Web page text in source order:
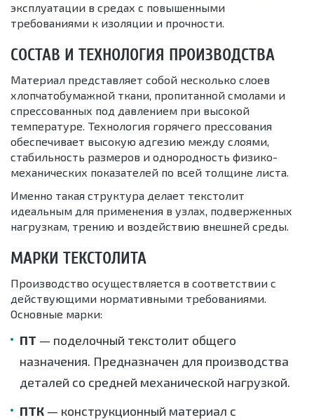
эксплуатации в средах с повышенными
требованиями к изоляции и прочности.
СОСТАВ И ТЕХНОЛОГИЯ ПРОИЗВОДСТВА
Материал представляет собой несколько слоев
хлопчатобумажной ткани, пропитанной смолами и
спрессованных под давлением при высокой
температуре. Технология горячего прессования
обеспечивает высокую адгезию между слоями,
стабильность размеров и однородность физико-
механических показателей по всей толщине листа.
Именно такая структура делает текстолит
идеальным для применения в узлах, подверженных
нагрузкам, трению и воздействию внешней среды.
МАРКИ ТЕКСТОЛИТА
Производство осуществляется в соответствии с
действующими нормативными требованиями.
Основные марки:
ПТ — поделочный текстолит общего
назначения. Предназначен для производства
деталей со средней механической нагрузкой.
ПТК — конструкционный материал с